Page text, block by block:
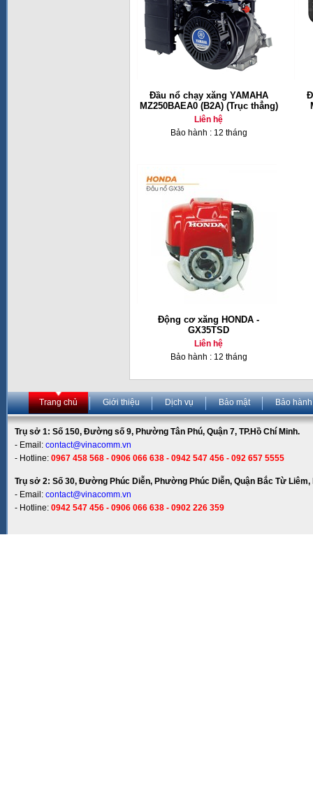
Đầu nổ chạy xăng YAMAHA
MZ250BAEA0 (B2A) (Trục thẳng)
Liên hệ
Bảo hành : 12 tháng
Động cơ xăng HONDA -
GX35TSD
Liên hệ
Bảo hành : 12 tháng
Trang chủ Giới thiệu Dịch vụ Bảo mật Bảo hành
Trụ sở 1: Số 150, Đường số 9, Phường Tân Phú, Quận 7, TP.Hồ Chí Minh.
- Email: contact@vinacomm.vn
- Hotline: 0967 458 568 - 0906 066 638 - 0942 547 456 - 092 657 5555
Trụ sở 2: Số 30, Đường Phúc Diễn, Phường Phúc Diễn, Quận Bắc Từ Liêm,
- Email: contact@vinacomm.vn
- Hotline: 0942 547 456 - 0906 066 638 - 0902 226 359